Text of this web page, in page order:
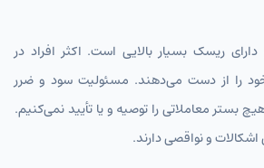
دارای ریسک بسیار بالایی است. اکثر افراد در
خود را از دست می‌دهند. مسئولیت سود و ضرر
بستر معاملاتی را توصیه و یا تأیید نمی‌کنیم.
و نواقصی دارند.